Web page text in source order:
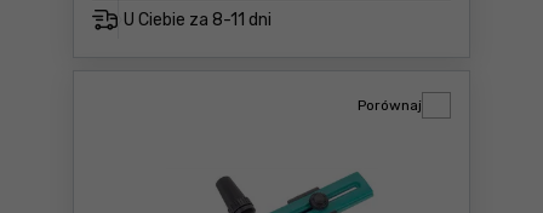
U Ciebie za 8-11 dni
Porównaj